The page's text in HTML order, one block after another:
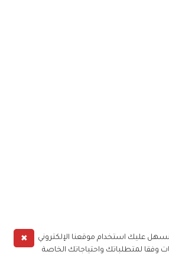
✖
عليك استخدام موقعنا الإلكتروني
وفقا لمتطلباتك واحتياجاتك الخاصة